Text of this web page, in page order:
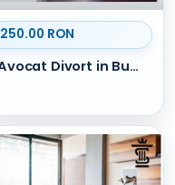
250.00 RON
Avocat Divort in Bucuresti